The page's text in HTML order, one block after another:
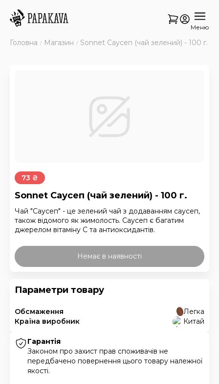
Меню
Головна Магазин Sonnet Саусеп (чай зелений) - 100 г.
73 ₴
Sonnet Саусеп (чай зелений) - 100 г.
Чай "Саусеп" - це зелений чай з додаванням саусеп,
також відомого як жимолость. Саусеп є багатим
джерелом вітаміну С та антиоксидантів.
Немає в наявності
Параметри товару
Обсмаження
Легка
Країна виробник
Китай
Гарантія
Законом про захист прав споживачів не
передбачено повернення цього товару належної
якості.